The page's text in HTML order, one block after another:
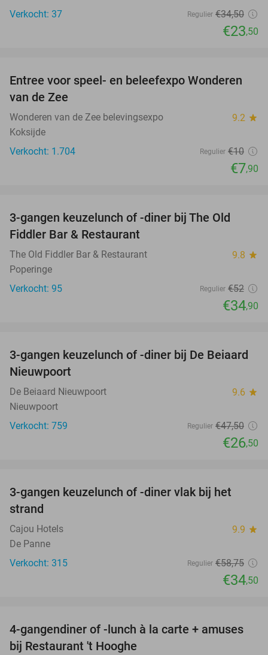
Verkocht: 37
Regulier €34,50
€23,50
21%
Entree voor speel- en beleefexpo Wonderen
van de Zee
Wonderen van de Zee belevingsexpo 9.2 star
Koksijde
Verkocht: 1.704
Regulier €10
€7,90
3-gangen keuzelunch of -diner bij The Old
Fiddler Bar & Restaurant
The Old Fiddler Bar & Restaurant 9.8 star
Poperinge
Verkocht: 95
Regulier €52
€34,90
44%
3-gangen keuzelunch of -diner bij De Beiaard
Nieuwpoort
De Beiaard Nieuwpoort 9.6 star
Nieuwpoort
Verkocht: 759
Regulier €47,50
€26,50
3-gangen keuzelunch of -diner vlak bij het
strand
Cajou Hotels 9.9 star
De Panne
Verkocht: 315
Regulier €58,75
€34,50
46%
4-gangendiner of -lunch à la carte + amuses
bij Restaurant 't Hooghe